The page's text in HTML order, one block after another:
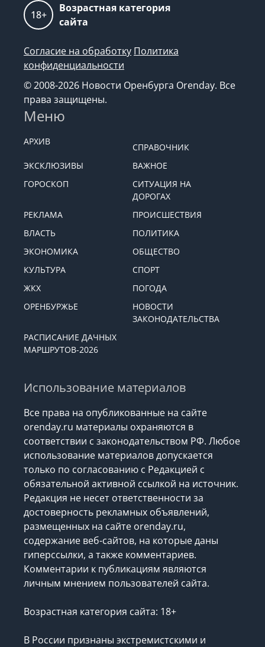
18+
Возрастная категория
сайта
Согласие на обработку Политика
конфиденциальности
© 2008-2026 Новости Оренбурга Orenday. Все
права защищены.
Меню
АРХИВ
СПРАВОЧНИК
ЭКСКЛЮЗИВЫ
ВАЖНОЕ
ГОРОСКОП
СИТУАЦИЯ НА
ДОРОГАХ
РЕКЛАМА
ПРОИСШЕСТВИЯ
ВЛАСТЬ
ПОЛИТИКА
ЭКОНОМИКА
ОБЩЕСТВО
КУЛЬТУРА
СПОРТ
ЖКХ
ПОГОДА
ОРЕНБУРЖЬЕ
НОВОСТИ
ЗАКОНОДАТЕЛЬСТВА
РАСПИСАНИЕ ДАЧНЫХ
МАРШРУТОВ-2026
Использование материалов
Все права на опубликованные на сайте
orenday.ru материалы охраняются в
соответствии с законодательством РФ. Любое
использование материалов допускается
только по согласованию с Редакцией с
обязательной активной ссылкой на источник.
Редакция не несет ответственности за
достоверность рекламных объявлений,
размещенных на сайте orenday.ru,
содержание веб-сайтов, на которые даны
гиперссылки, а также комментариев.
Комментарии к публикациям являются
личным мнением пользователей сайта.
Возрастная категория сайта: 18+
В России признаны экстремистскими и